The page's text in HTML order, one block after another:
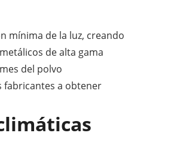
mínima de la luz, creando
de alta gama
del polvo
fabricantes a obtener